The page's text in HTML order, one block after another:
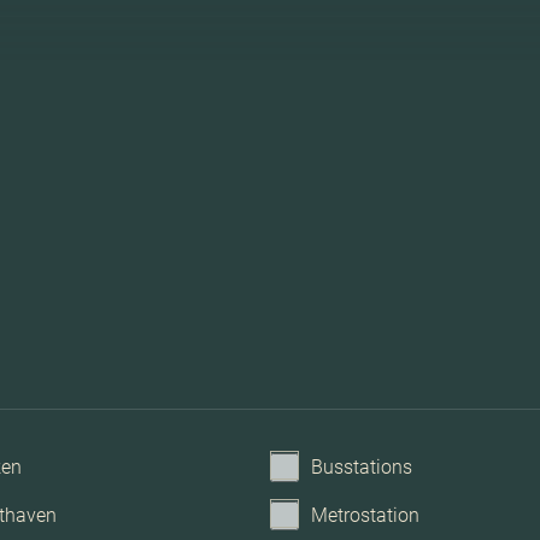
Busstations
Metrostation